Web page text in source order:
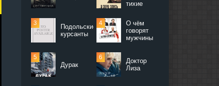
тихие
Подольские
курсанты
О чём
говорят
мужчины
Дурак
Доктор
Лиза